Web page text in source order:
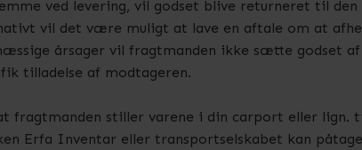
ved levering, vil godset blive returneret til
vil det være muligt at lave en aftale om at
årsager vil fragtmanden ikke sætte godset
tilladelse af modtageren.
fragtmanden stiller varene i din carport eller
Erfa Inventar eller transportselskabet kan